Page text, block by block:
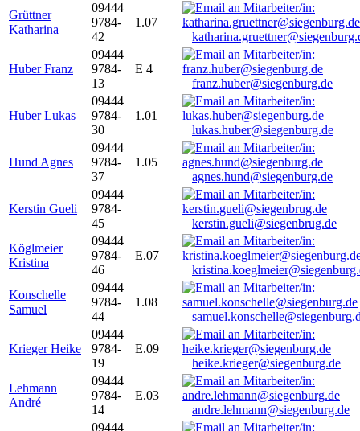
Grüttner
Katharina
09444
9784-
42
1.07
Huber Franz
09444
9784-
13
E 4
franz.huber@siegenburg.de
Huber Lukas
09444
9784-
30
1.01
lukas.huber@siegenburg.de
Hund Agnes
09444
9784-
37
1.05
agnes.hund@siegenburg.de
Kerstin Gueli
09444
9784-
45
kerstin.gueli@siegenbrug.de
Köglmeier
Kristina
09444
9784-
46
E.07
Konschelle
Samuel
09444
9784-
44
1.08
Krieger Heike
09444
9784-
19
E.09
heike.krieger@siegenburg.de
Lehmann
André
09444
9784-
14
E.03
andre.lehmann@siegenburg.de
09444